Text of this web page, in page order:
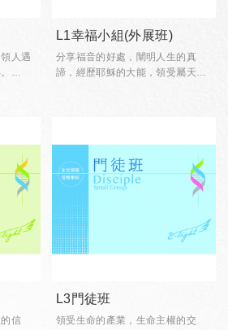
人遇
L1幸福小組(外展班)
分享福音的好處，闡明人生的真
諦，經歷耶穌的大能，領受屬天的
信
L3門徒班
領受生命的產業，生命主權的交